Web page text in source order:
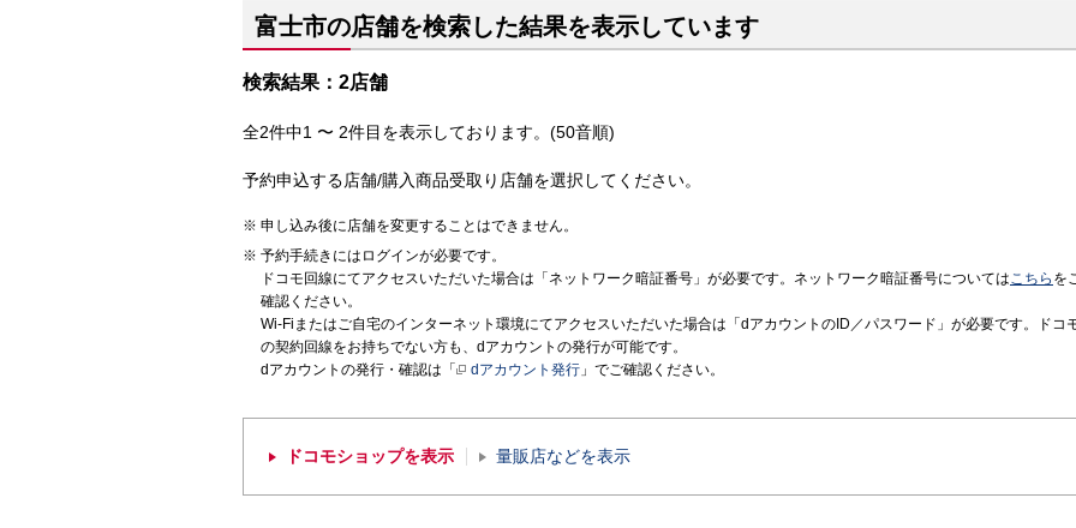
富士市の店舗を検索した結果を表示しています
検索結果：2店舗
全2件中1 〜 2件目を表示しております。(50音順)
予約申込する店舗/購入商品受取り店舗を選択してください。
申し込み後に店舗を変更することはできません。
予約手続きにはログインが必要です。
ドコモ回線にてアクセスいただいた場合は「ネットワーク暗証番号」が必要です。ネットワーク暗証番号についてはこちら を
確認ください。
Wi-Fiまたはご自宅のインターネット環境にてアクセスいただいた場合は「dアカウントのID／パスワード」が必要です。ドコ
の契約回線をお持ちでない方も、dアカウントの発行が可能です。
dアカウントの発行・確認は「
dアカウント発行 」でご確認ください。
ドコモショップを表示 量販店などを表示